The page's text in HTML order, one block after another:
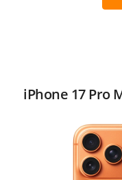
iPhone 17 Pro